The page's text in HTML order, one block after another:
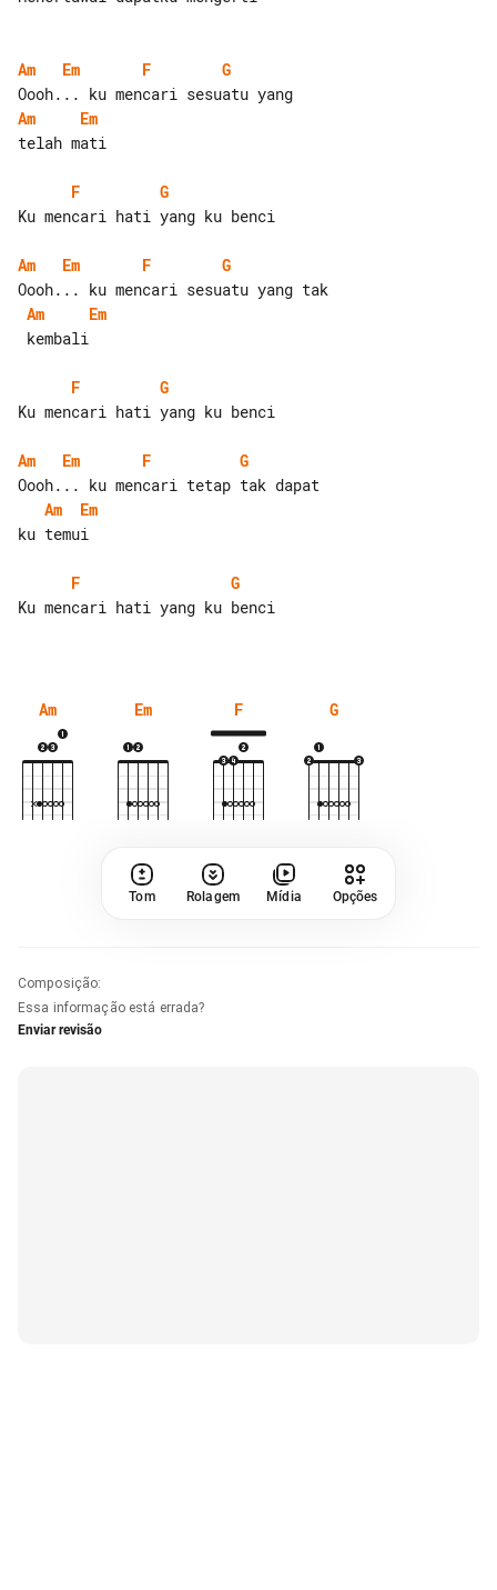
Am Em F
G
Am
Em
telah mati
F
G
Ku mencari hati yang ku benci
Am Em F
G
Am
Em
F
G
Ku mencari hati yang ku benci
Am Em F
G
Am
Em
ku temui
F
G
Ku mencari hati yang ku benci
Am Em F G
Tom Rolagem Mídia Opções
Composição:
Essa informação está errada?
Enviar revisão